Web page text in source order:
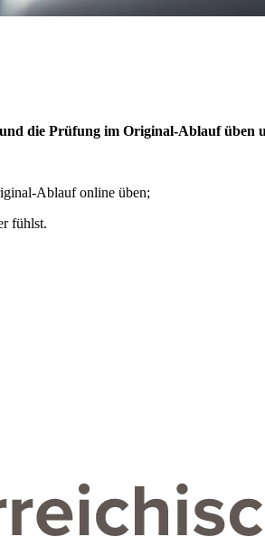
die Prüfung im Original-Ablauf üben
Ablauf online üben;
fühlst.